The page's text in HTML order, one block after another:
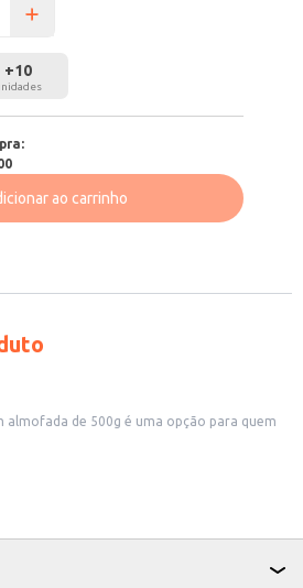
+10
ao carrinho
almofada de 500g é uma opção para quem
em casa ou para revenda em
coado para o consumo diário.
oferece uma maneira simples de desfrutar do
o dia com energia ou para um momento